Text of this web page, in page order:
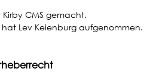
CMS gemacht.
hat Lev Keienburg aufgenommen.